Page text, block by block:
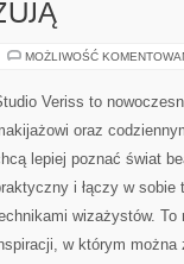
MOŻLIWOŚĆ
Veriss to
oraz
lepiej poznać świat
i łączy w sobie
wizażystów. To
w którym można